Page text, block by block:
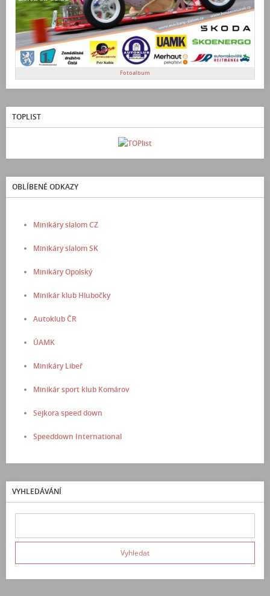
Fotoalbum
TOPLIST
OBLÍBENÉ ODKAZY
Minikáry slalom CZ
Minikáry slalom SK
Minikáry Opolský
Minikár klub Hlubočky
Autoklub ČR
ÚAMK
Minikáry Libeř
Minikár sport klub Komárov
Sejkora speed down
Speeddown International
VYHLEDÁVÁNÍ